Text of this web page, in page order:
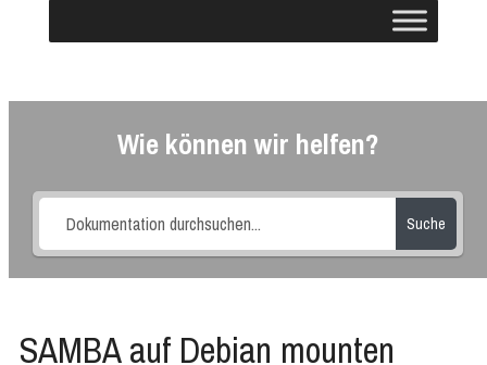
Wie können wir helfen?
Suche
SAMBA auf Debian mounten